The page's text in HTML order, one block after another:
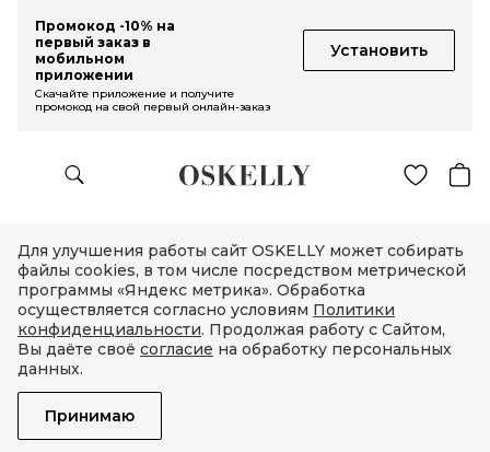
Промокод -10% на
первый заказ в
мобильном
приложении
Установить
Скачайте приложение и получите
промокод на свой первый онлайн-заказ
Для улучшения работы сайт OSKELLY может собирать
файлы cookies, в том числе посредством метрической
программы «Яндекс метрика». Обработка
осуществляется согласно условиям Политики
конфиденциальности. Продолжая работу с Сайтом,
Вы даёте своё согласие на обработку персональных
данных.
Принимаю